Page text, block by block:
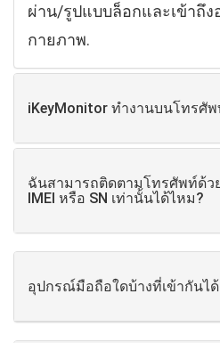
ผ่าน/รูปแบบล็อกและเข้าถึ
กายภาพ.
iKeyMonitor ทำงานบนโทรศั
ฉันสามารถติดตามโทรศัพท์ด้ว
IMEI หรือ SN เท่านั้นได้ไหม?
อุปกรณ์มือถือใดบ้างที่เข้ากันไ